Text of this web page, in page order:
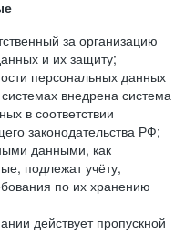
за организацию
и их защиту;
персональных данных
внедрена система
в соответствии
законодательства РФ;
данными, как
подлежат учёту,
по их хранению
действует пропускной